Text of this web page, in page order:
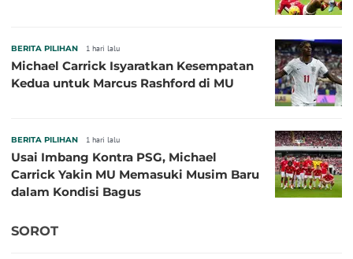
BERITA PILIHAN 1 hari lalu
Michael Carrick Isyaratkan Kesempatan
Kedua untuk Marcus Rashford di MU
BERITA PILIHAN 1 hari lalu
Usai Imbang Kontra PSG, Michael
Carrick Yakin MU Memasuki Musim Baru
dalam Kondisi Bagus
SOROT